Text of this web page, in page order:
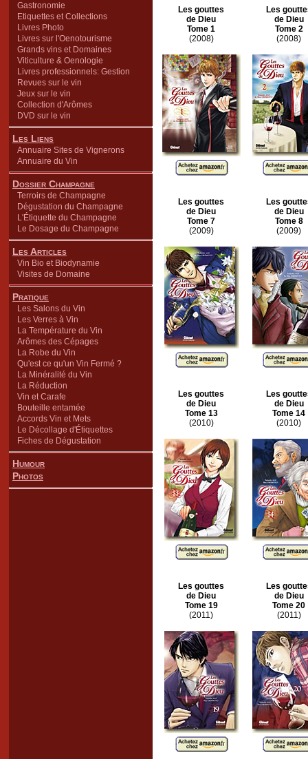
Gastronomie
Etiquettes et Collections
Livres Photo
Livres sur l'Oenotourisme
Grands vins et Domaines
Viticulture & Oenologie
Livres professionnels: Gestion
Revues sur le vin
Jeux sur le vin
Collection d'Arômes
DVD sur le vin
Les Liens
Annuaire Sites de Vignerons
Annuaire du Vin
Dossier Champagne
Terroirs de Champagne
Dégustation du Champagne
L'Étiquette du Champagne
Le Dosage du Champagne
Les Articles
Vin Bio et Biodynamie
Visites de Domaine
Pratique
Les Salons du Vin
Les Verres à Vin
La Température du Vin
Arômes des Cépages
La Robe du Vin
Qu'est ce qu'un Vin Fermé ?
La Minéralité du Vin
La Réduction
Vin et Carafe
Bouteille entamée
Accords Vin et Mets
Le Décollage d'Étiquettes
Fiches de Dégustation
Humour
Photos
Les gouttes
de Dieu
Tome 1
(2008)
Les
de Dieu
Tome 2
(2008)
Les gouttes
de Dieu
Tome 7
(2009)
Les
de Dieu
Tome 8
(2009)
Les gouttes
de Dieu
Tome 13
(2010)
Les
de Dieu
Tome 14
(2010)
Les gouttes
de Dieu
Tome 19
(2011)
Les
de Dieu
Tome 20
(2011)